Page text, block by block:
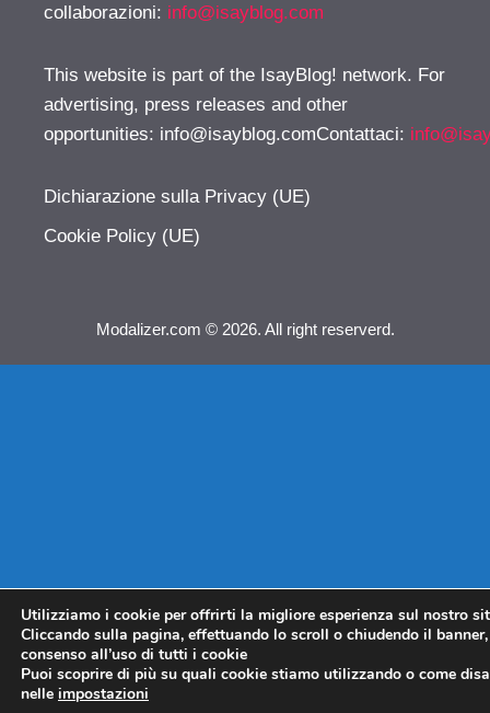
collaborazioni: info@isayblog.com
This website is part of the IsayBlog! network. For
advertising, press releases and other
opportunities: info@isayblog.comContattaci:
Dichiarazione sulla Privacy (UE)
Cookie Policy (UE)
Modalizer.com © 2026. All right reserverd.
Utilizziamo i cookie per offrirti la migliore esperienza sul nostro
Cliccando sulla pagina, effettuando lo scroll o chiudendo il
consenso all’uso di tutti i cookie
Puoi scoprire di più su quali cookie stiamo utilizzando o come
nelle impostazioni